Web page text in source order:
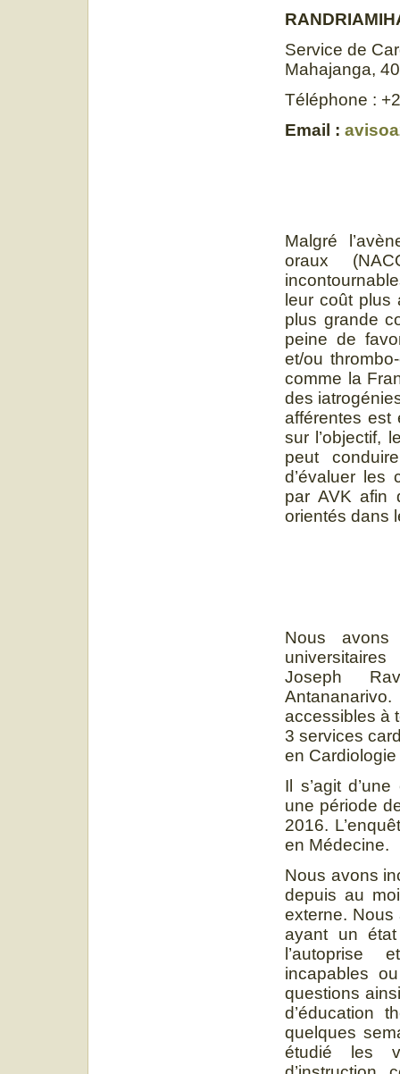
Service de
Mahajanga,
Téléphone :
Email :
Malgré
oraux
leur coût plus
plus grande
peine de
et/ou
comme la
des
afférentes est
sur l’objectif,
peut
d’évaluer les
par AVK afin
orientés dans
Nous
Joseph
accessibles à
3 services
en
Il s’agit
une période
2016.
en Médecine.
Nous avons
depuis au
externe.
ayant un
l’autoprise
incapables
questions
d’éducation
quelques
étudié les